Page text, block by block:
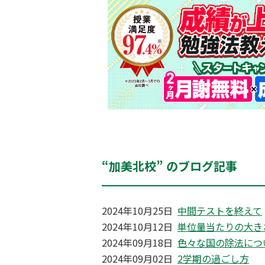
“加美北校” のブログ記事
2024年10月25日 中間テストを終えて
2024年10月12日 単位量当たりの大
2024年09月18日 色々な国の除法に
2024年09月02日 2学期の過ごし方